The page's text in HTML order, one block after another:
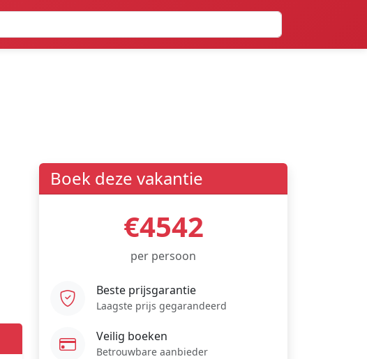
Boek deze vakantie
€4542
per persoon
Beste prijsgarantie
Laagste prijs gegarandeerd
Veilig boeken
Betrouwbare aanbieder